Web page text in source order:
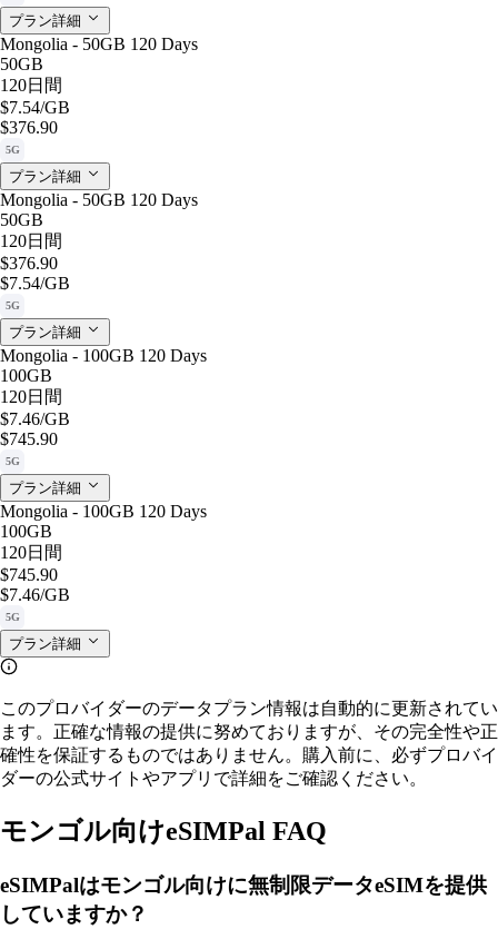
プラン詳細
Mongolia - 50GB 120 Days
50GB
120日間
$7.54/GB
$376.90
5G
プラン詳細
Mongolia - 50GB 120 Days
50GB
120日間
$376.90
$7.54/GB
5G
プラン詳細
Mongolia - 100GB 120 Days
100GB
120日間
$7.46/GB
$745.90
5G
プラン詳細
Mongolia - 100GB 120 Days
100GB
120日間
$745.90
$7.46/GB
5G
プラン詳細
このプロバイダーのデータプラン情報は自動的に更新されてい
ます。正確な情報の提供に努めておりますが、その完全性や正
確性を保証するものではありません。購入前に、必ずプロバイ
ダーの公式サイトやアプリで詳細をご確認ください。
モンゴル向けeSIMPal FAQ
eSIMPalはモンゴル向けに無制限データeSIMを提供
していますか？